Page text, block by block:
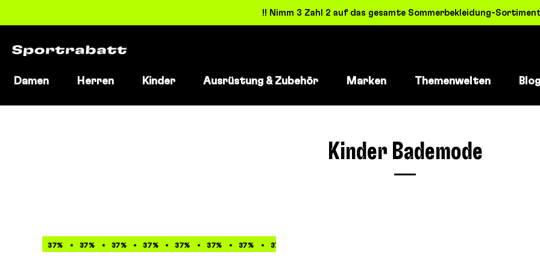
!! Nimm 3 Zahl 2 auf das gesamte Sommerbekleidung-
Damen Herren Kinder Ausrüstung & Zubehör Marken Themenwelten Blog
Kinder Bademode
37% 37% 37% 37% 37% 37% 37% 37%